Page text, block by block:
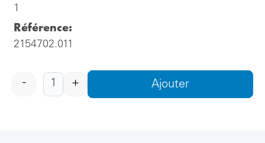
1
Référence:
2154702.011
- + Ajouter